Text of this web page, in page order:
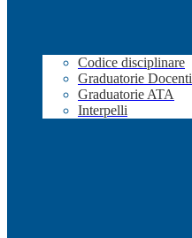
Codice disciplinare
Graduatorie Docenti
Graduatorie ATA
Interpelli